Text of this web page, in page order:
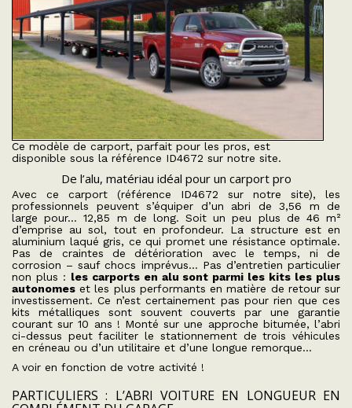
Ce modèle de carport, parfait pour les pros, est
disponible sous la référence ID4672 sur notre site.
De l’alu, matériau idéal pour un carport pro
Avec ce carport (référence ID4672 sur notre site), les
professionnels peuvent s’équiper d’un abri de 3,56 m de
large pour… 12,85 m de long. Soit un peu plus de 46 m²
d’emprise au sol, tout en profondeur. La structure est en
aluminium laqué gris, ce qui promet une résistance optimale.
Pas de craintes de détérioration avec le temps, ni de
corrosion – sauf chocs imprévus… Pas d’entretien particulier
non plus : les carports en alu sont parmi les kits les plus
autonomes et les plus performants en matière de retour sur
investissement. Ce n’est certainement pas pour rien que ces
kits métalliques sont souvent couverts par une garantie
courant sur 10 ans ! Monté sur une approche bitumée, l’abri
ci-dessus peut faciliter le stationnement de trois véhicules
en créneau ou d’un utilitaire et d’une longue remorque…
A voir en fonction de votre activité !
PARTICULIERS : L’ABRI VOITURE EN LONGUEUR EN